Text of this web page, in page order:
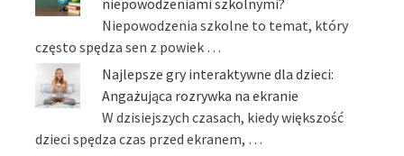
Niepowodzenia szkolne to temat, który
często spędza sen z powiek …
Najlepsze gry interaktywne dla dzieci:
Angażująca rozrywka na ekranie
W dzisiejszych czasach, kiedy większość
dzieci spędza czas przed ekranem, …